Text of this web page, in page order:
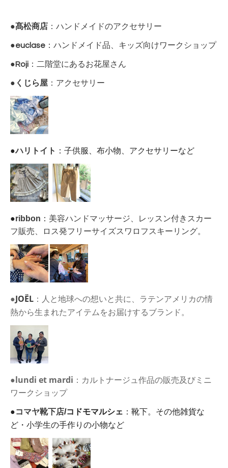
●髙松商店 ：ハンドメイドのアクセサリー
●euclase ：ハンドメイド品、キッズ向けワークショップ
●Roji ：二階堂にあるお花屋さん
● くじら屋 ：アクセサリー
●ハリトイト ： 子供服、布小物、アクセサリーなど
●ribbon ： 美容ハンドマッサージ、レッスン付きスカー
フ販売、ロス発フリーサイズスワロフスキーリング。
●JOËL ： 人と地球への想いと共に、ラテンアメリカの情
熱から生まれたアイテムをお届けするブランド。
●lundi et mardi ：カルトナージュ作品の販売及びミニ
ワークショップ
●コマヤ靴下店/コドモマルシェ ：靴下。その他雑貨な
ど・小学生の手作りの小物など